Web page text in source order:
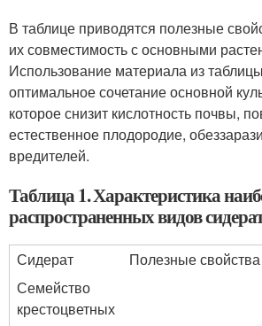
В таблице приводятся полезные
их совместимость с основными
Использование материала из
оптимальное сочетание основной
которое снизит кислотность почвы,
естественное плодородие,
вредителей.
Таблица 1. Характеристика
распространенных видов
Сидерат Полезные свойства
Семейство
крестоцветных